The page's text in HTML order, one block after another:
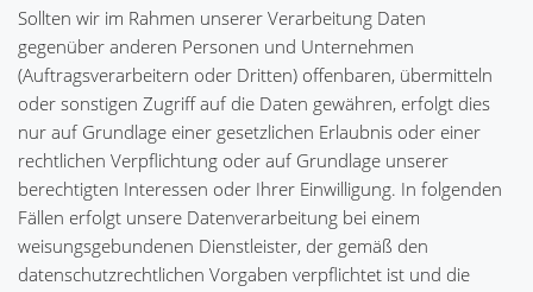
Sollten wir im Rahmen unserer Verarbeitung Daten
gegenüber anderen Personen und Unternehmen
(Auftragsverarbeitern oder Dritten) offenbaren, übermitteln
oder sonstigen Zugriff auf die Daten gewähren, erfolgt dies
nur auf Grundlage einer gesetzlichen Erlaubnis oder einer
rechtlichen Verpflichtung oder auf Grundlage unserer
berechtigten Interessen oder Ihrer Einwilligung. In folgenden
Fällen erfolgt unsere Datenverarbeitung bei einem
weisungsgebundenen Dienstleister, der gemäß den
datenschutzrechtlichen Vorgaben verpflichtet ist und die